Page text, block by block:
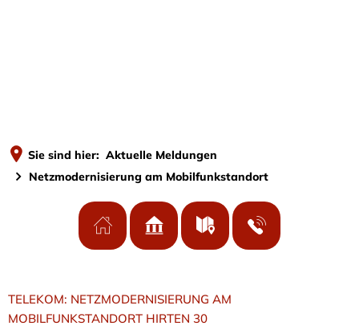
Sie sind hier: Aktuelle Meldungen
Netzmodernisierung am Mobilfunkstandort
TELEKOM: NETZMODERNISIERUNG AM
MOBILFUNKSTANDORT HIRTEN 30